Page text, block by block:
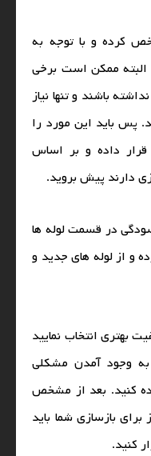
کرده و با توجه به
البته ممکن است برخی
باشند و تنها نیاز
پس باید این مورد را
داده و بر اساس
دارند پیش بروید.
در قسمت لوله‌ ها
و از لوله‌ های جدید و
بهتری انتخاب نمایید
به وجود آمدن مشکلی
کنید. بعد از مشخص
بازسازی شما باید
کنید.